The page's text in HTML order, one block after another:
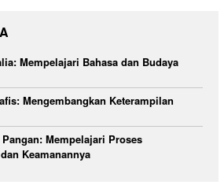
Mempelajari Bahasa dan Budaya
Mengembangkan Keterampilan
Mempelajari Proses
Keamanannya